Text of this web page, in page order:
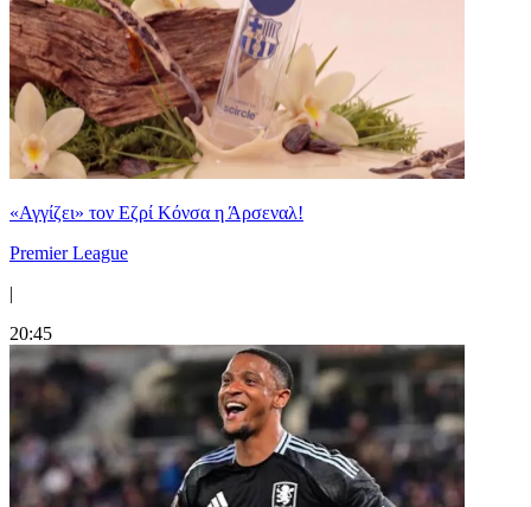
«Αγγίζει» τον Εζρί Κόνσα η Άρσεναλ!
Premier League
|
20:45